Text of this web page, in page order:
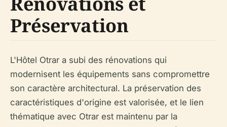
Préservation
L'Hôtel Otrar a subi des rénovations qui
modernisent les équipements sans compromettre
son caractère architectural. La préservation des
caractéristiques d'origine est valorisée, et le lien
thématique avec Otrar est maintenu par la